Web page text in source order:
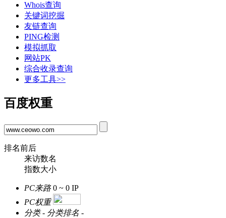
Whois查询
关键词挖掘
友链查询
PING检测
模拟抓取
网站PK
综合收录查询
更多工具>>
百度权重
排名前后
来访数名
指数大小
PC来路 0 ~ 0 IP
PC权重
分类 - 分类排名 -